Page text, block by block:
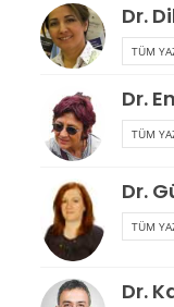
Dr.
TÜM
Dr.
TÜM
Dr.
TÜM
Dr.